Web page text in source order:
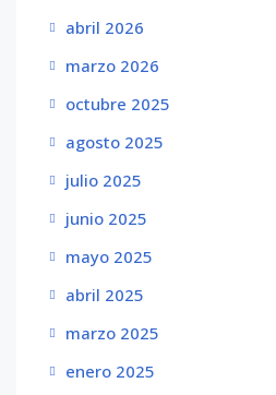
abril 2026
marzo 2026
octubre 2025
agosto 2025
julio 2025
junio 2025
mayo 2025
abril 2025
marzo 2025
enero 2025